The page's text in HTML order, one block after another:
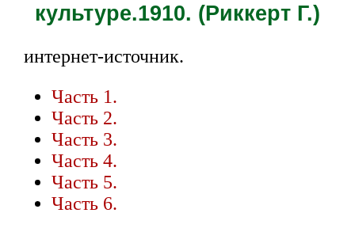
культуре.1910. (Риккерт Г.)
интернет-источник.
Часть 1.
Часть 2.
Часть 3.
Часть 4.
Часть 5.
Часть 6.